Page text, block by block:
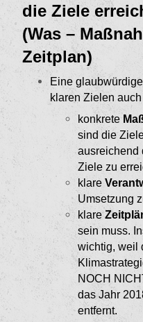
die Ziele
(Was –
Zeitplan)
Eine
klaren Zielen auch
konkrete
sind die
ausreichend
Ziele zu
klare
Umset­zung
klare
sein muss.
wichtig, weil
NOCH
das Jahr
entfernt.